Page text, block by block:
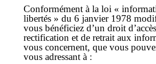
Conformément à la loi «
libertés » du 6 janvier 1978
vous bénéficiez d’un droit
rectification et de retrait aux
vous concernent, que vous
vous adressant à :